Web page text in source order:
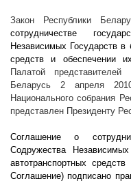
Закон Республики
сотрудничестве
Независимых Государств
средств и обеспечении
Палатой представителей
Беларусь 2 апреля
Национального собрания
представлен Президенту
Соглашение о
Содружества
автотранспортных
Соглашение) подписано